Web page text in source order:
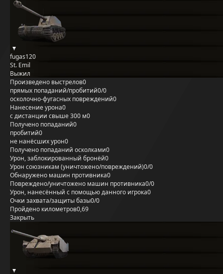
fugas120
St. Emil
Выжил
Произведено выстрелов0
прямых попаданий/пробитий0/0
осколочно-фугасных повреждений0
Нанесение урона0
с дистанции свыше 300 м0
Получено попаданий0
пробитий0
не нанёсших урон0
Получено попаданий осколками0
Урон, заблокированный бронёй0
Урон союзникам (уничтожено/повреждений)0/0
Обнаружено машин противника0
Повреждено/уничтожено машин противника0/0
Урон, нанесённый с помощью данного игрока0
Очки захвата/защиты базы0/0
Пройдено километров0,69
Закрыть